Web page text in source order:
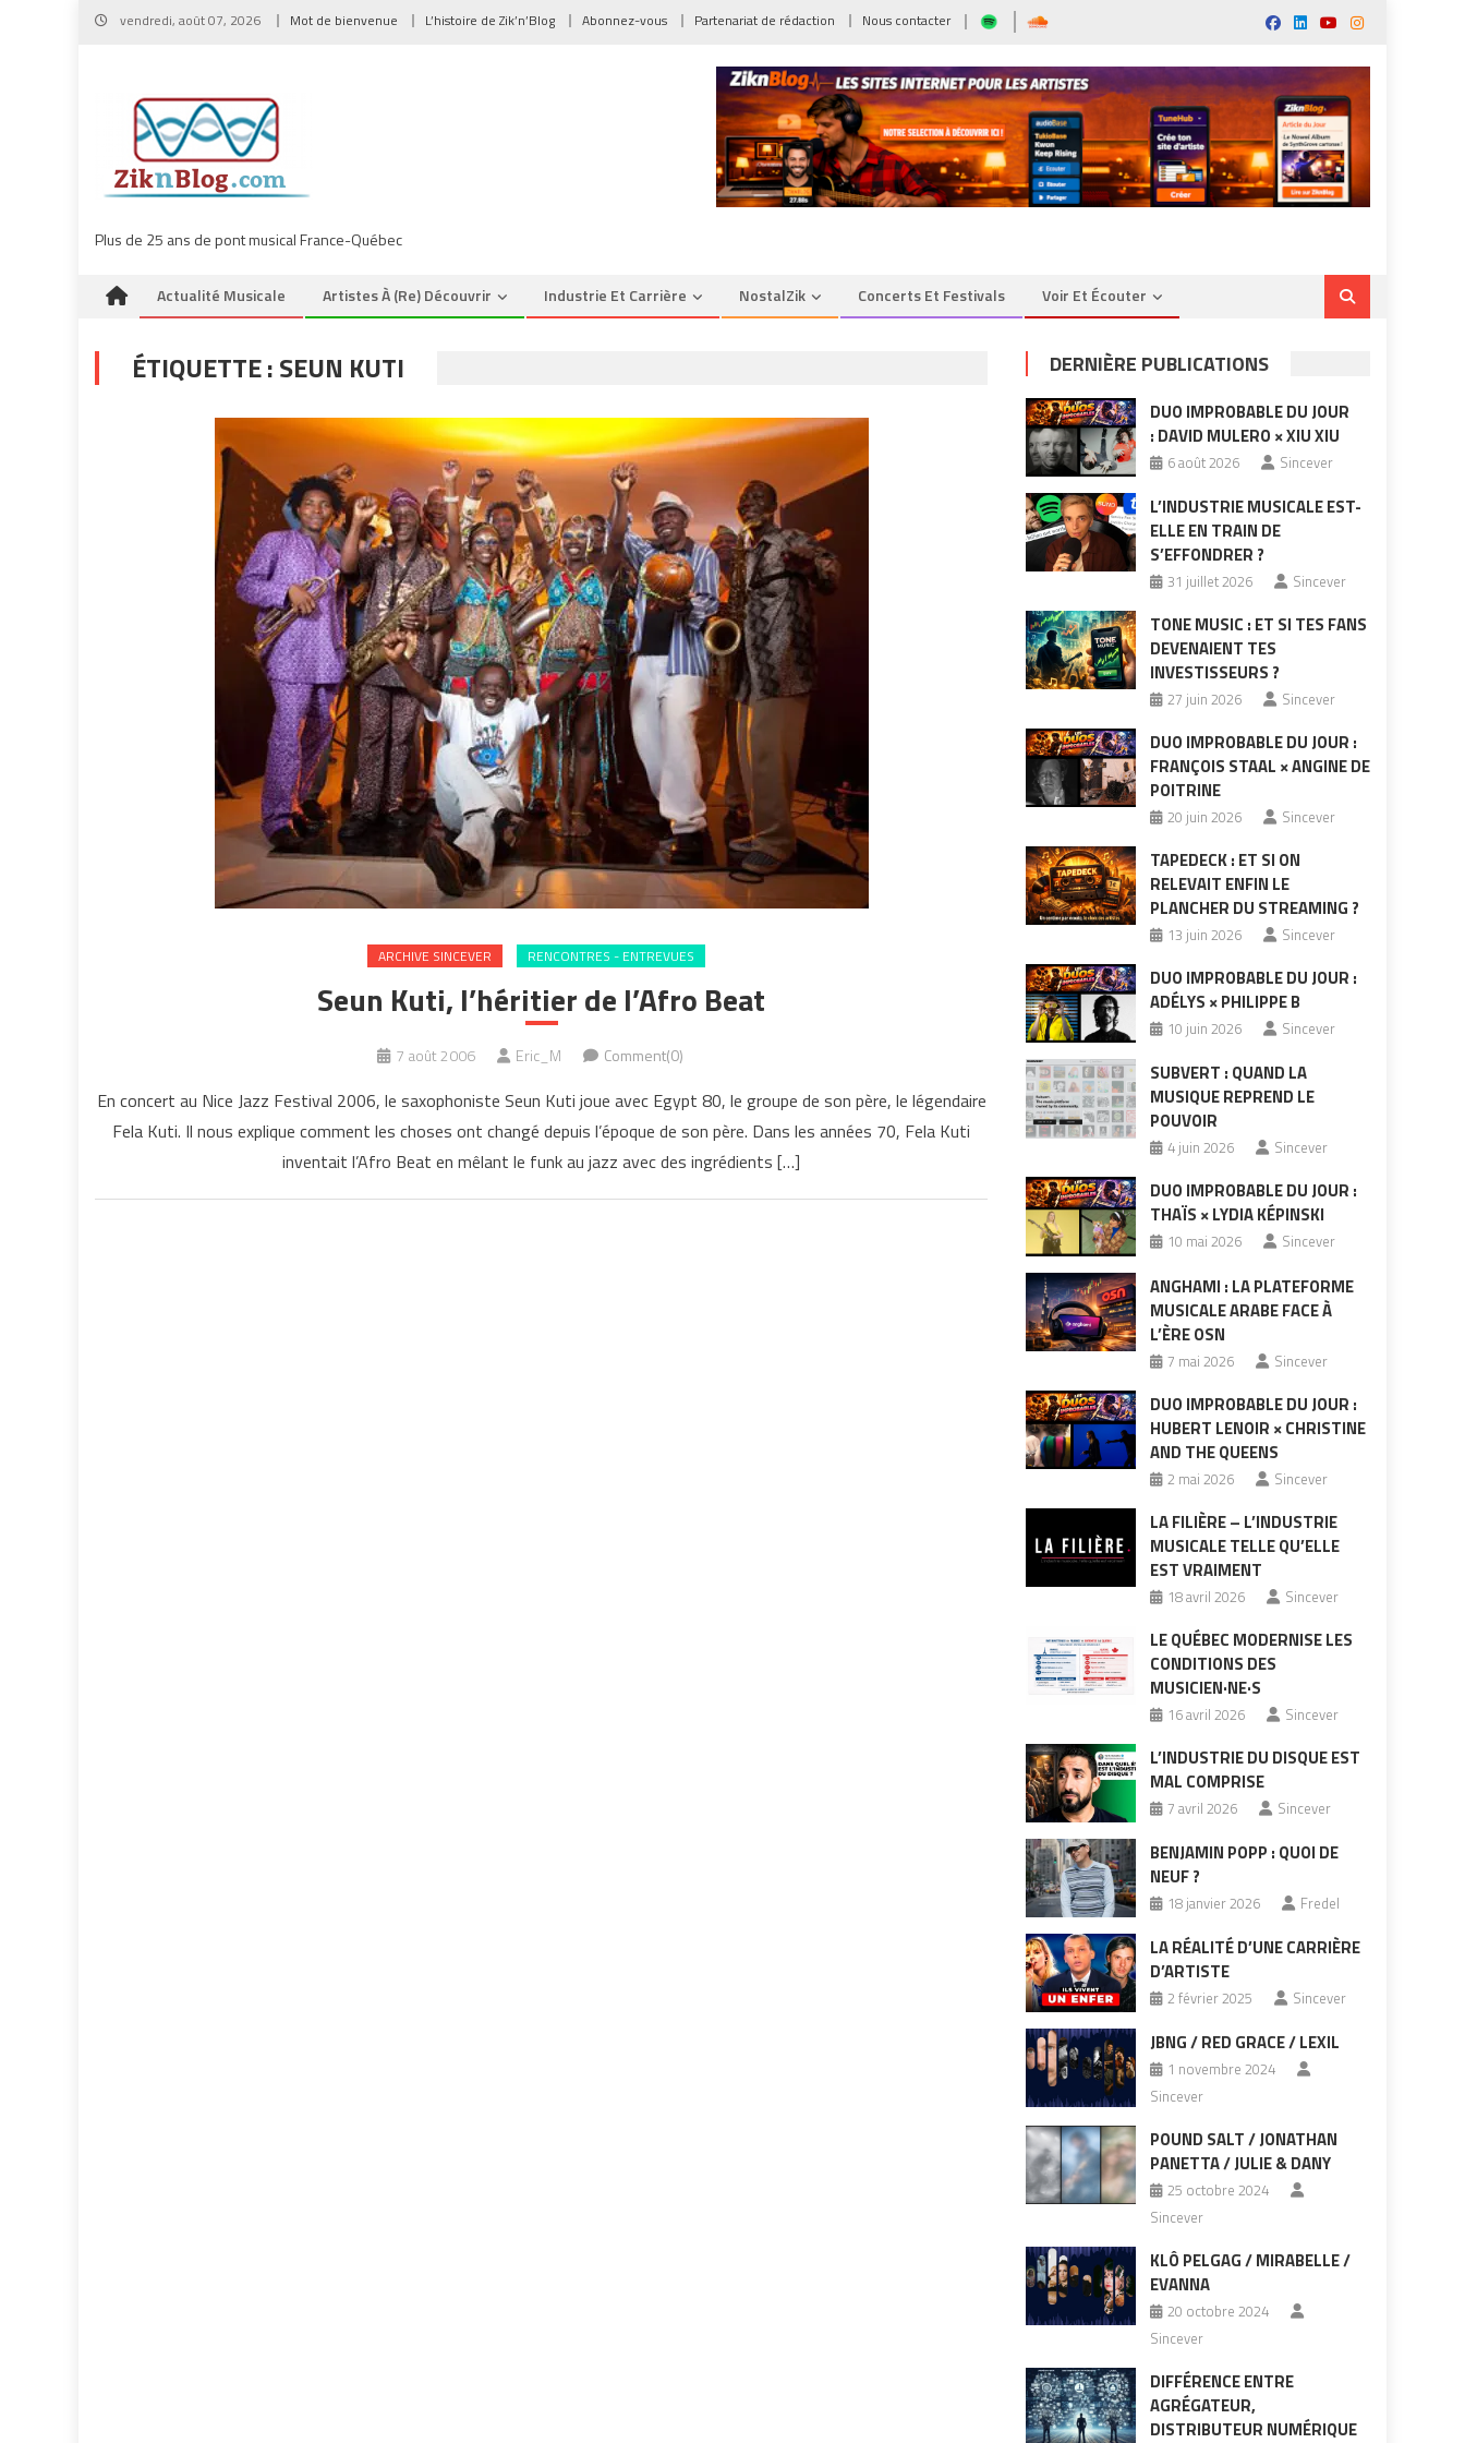
Skip
vendredi, août 07, 2026 Mot de bienvenue L’histoire de Zik’n’Blog Abonnez-vous Partenariat de rédaction Nous contacter
Plus de 25 ans de pont musical France-Québec
Actualité Musicale Artistes À (re) Découvrir Industrie Et Carrière NostalZik Concerts Et Festivals Voir Et Écouter
ÉTIQUETTE :SEUN KUTI
ARCHIVE SINCEVER RENCONTRES - ENTREVUES
Seun Kuti, l’héritier de l’Afro Beat
7 août 2006 Eric_M Comment(0)
En concert au Nice Jazz Festival 2006, le saxophoniste Seun Kuti joue avec Egypt 80, le groupe de son père, le légendaire
Fela Kuti. Il nous explique comment les choses ont changé depuis l’époque de son père. Dans les années 70, Fela Kuti
inventait l’Afro Beat en mêlant le funk au jazz avec des ingrédients […]
DERNIÈRE PUBLICATIONS
DUO IMPROBABLE DU JOUR
: DAVID MULERO × XIU XIU
6 août 2026 Sincever
L’INDUSTRIE MUSICALE EST-
ELLE EN TRAIN DE
S’EFFONDRER ?
31 juillet 2026 Sincever
TONE MUSIC : ET SI TES FANS
DEVENAIENT TES
INVESTISSEURS ?
27 juin 2026 Sincever
DUO IMPROBABLE DU JOUR :
FRANÇOIS STAAL × ANGINE DE
POITRINE
20 juin 2026 Sincever
TAPEDECK : ET SI ON
RELEVAIT ENFIN LE
PLANCHER DU STREAMING ?
13 juin 2026 Sincever
DUO IMPROBABLE DU JOUR :
ADÉLYS × PHILIPPE B
10 juin 2026 Sincever
SUBVERT : QUAND LA
MUSIQUE REPREND LE
POUVOIR
4 juin 2026 Sincever
DUO IMPROBABLE DU JOUR :
THAÏS × LYDIA KÉPINSKI
10 mai 2026 Sincever
ANGHAMI : LA PLATEFORME
MUSICALE ARABE FACE À
L’ÈRE OSN
7 mai 2026 Sincever
DUO IMPROBABLE DU JOUR :
HUBERT LENOIR × CHRISTINE
AND THE QUEENS
2 mai 2026 Sincever
LA FILIÈRE – L’INDUSTRIE
MUSICALE TELLE QU’ELLE
EST VRAIMENT
18 avril 2026 Sincever
LE QUÉBEC MODERNISE LES
CONDITIONS DES
MUSICIEN·NE·S
16 avril 2026 Sincever
L’INDUSTRIE DU DISQUE EST
MAL COMPRISE
7 avril 2026 Sincever
BENJAMIN POPP : QUOI DE
NEUF ?
18 janvier 2026 Fredel
LA RÉALITÉ D’UNE CARRIÈRE
D’ARTISTE
2 février 2025 Sincever
JBNG / RED GRACE / LEXIL
1 novembre 2024
Sincever
POUND SALT / JONATHAN
PANETTA / JULIE & DANY
25 octobre 2024
Sincever
KLÔ PELGAG / MIRABELLE /
EVANNA
20 octobre 2024
Sincever
DIFFÉRENCE ENTRE
AGRÉGATEUR,
DISTRIBUTEUR NUMÉRIQUE